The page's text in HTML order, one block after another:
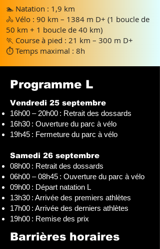
🏊 Natation : 1,9 km
🚴 Vélo : 90 km – 1384 m D+ (1 boucle de
50 km + 1 boucle de 40 km)
🏃 Course à pied : 21 km – 300 m D+
⏱ Temps maximal : 8h
Programme L
Vendredi 25 septembre
16h00 – 20h00 : Retrait des dossards
16h30 : Ouverture du parc à vélo
19h45 : Fermeture du parc à vélo
Samedi 26 septembre
08h00 : Retrait des dossards
06h00 – 08h45 : Ouverture du parc à vélo
09h00 : Départ natation L
13h30 : Arrivée des premiers athlètes
17h00 : Arrivée des derniers athlètes
19h00 : Remise des prix
Barrières horaires